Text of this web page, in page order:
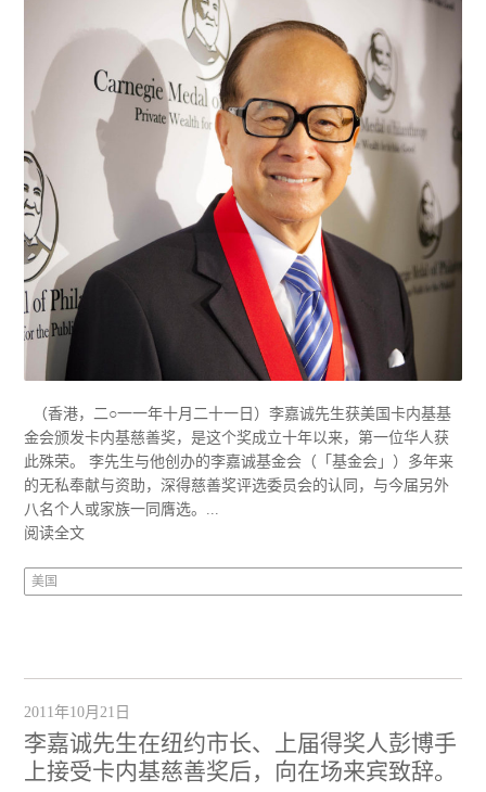
（香港，二○一一年十月二十一日）李嘉诚先生获美国卡内基基
金会颁发卡内基慈善奖，是这个奖成立十年以来，第一位华人获
此殊荣。 李先生与他创办的李嘉诚基金会（「基金会」）多年来
的无私奉献与资助，深得慈善奖评选委员会的认同，与今届另外
八名个人或家族一同膺选。...
阅读全文
美国
2011年10月21日
李嘉诚先生在纽约市长、上届得奖人彭博手
上接受卡内基慈善奖后，向在场来宾致辞。